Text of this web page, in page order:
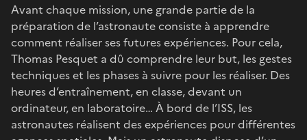
Avant chaque mission, une grande partie de la
préparation de l’astronaute consiste à apprendre
comment réaliser ses futures expériences. Pour cela,
Thomas Pesquet a dû comprendre leur but, les gestes
techniques et les phases à suivre pour les réaliser. Des
heures d’entraînement, en classe, devant un
ordinateur, en laboratoire… À bord de l’ISS, les
astronautes réalisent des expériences pour différentes